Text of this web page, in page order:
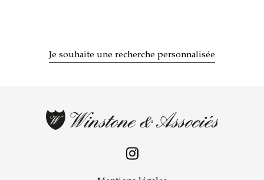
Je souhaite une recherche personnalisée